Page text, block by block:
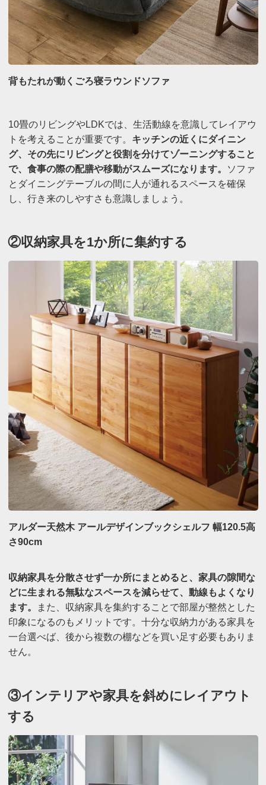
背もたれが動くごろ寝ラウンドソファ
10畳のリビングやLDKでは、生活動線を意識してレイアウ
トを考えることが重要です。 キッチンの近くにダイニン
グ、その先にリビングと役割を分けてゾーニングすること
で、食事の際の配膳や移動がスムーズになります。
ソファ
とダイニングテーブルの間に人が通れるスペースを確保
し、行き来のしやすさも意識しましょう。
②収納家具を1か所に集約する
アルダー天然木 アールデザインブックシェルフ 幅120.5高
さ90cm
収納家具を分散させず一か所にまとめると、家具の隙間な
どに生まれる無駄なスペースを減らせて、動線もよくなり
ます。
また、収納家具を集約することで部屋が整然とした
印象になるのもメリットです。十分な収納力がある家具を
一台選べば、後から複数の棚などを買い足す必要もありま
せん。
③インテリアや家具を斜めにレイアウト
する